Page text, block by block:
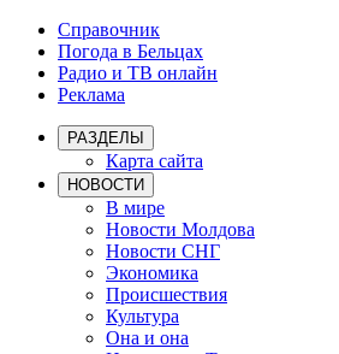
Справочник
Погода в Бельцах
Радио и ТВ онлайн
Реклама
РАЗДЕЛЫ
Карта сайта
НОВОСТИ
В мире
Новости Молдова
Новости СНГ
Экономика
Происшествия
Культура
Она и она